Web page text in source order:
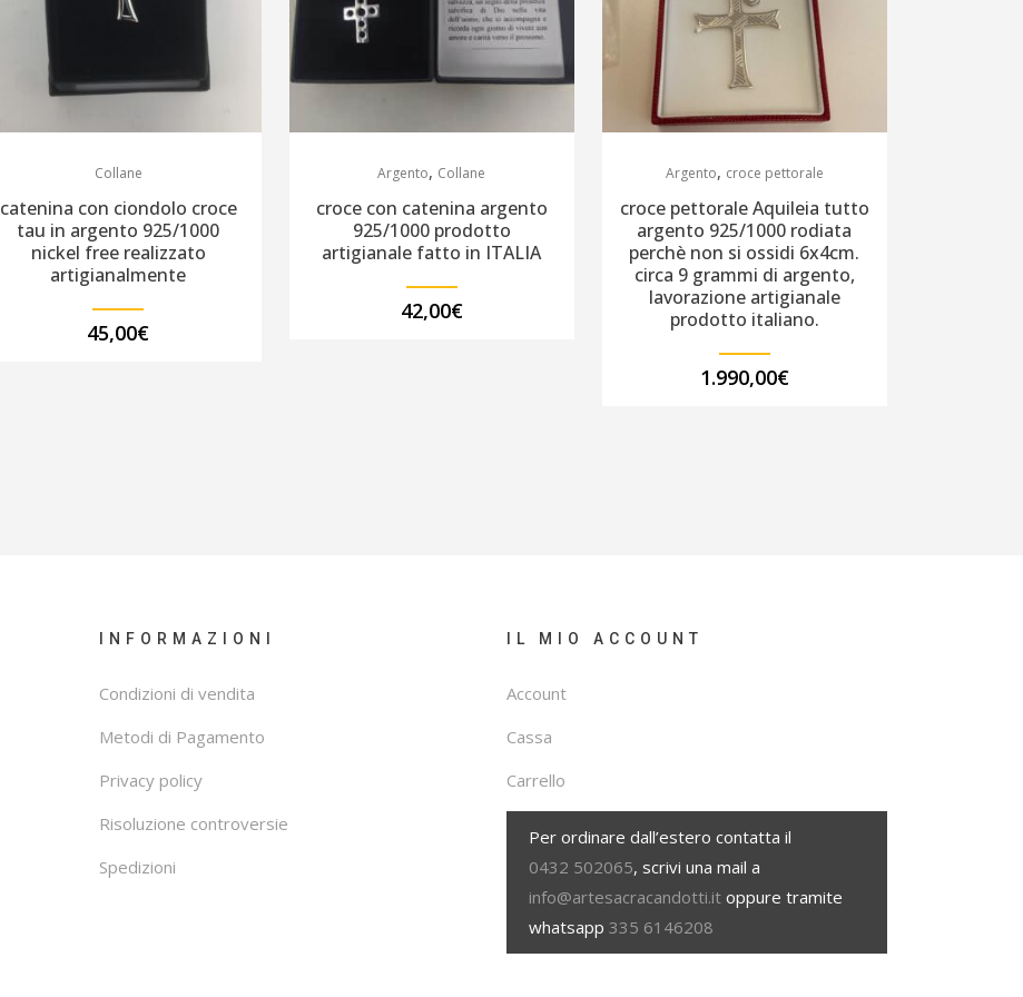
Collane
catenina con ciondolo croce
tau in argento 925/1000
nickel free realizzato
artigianalmente
45,00€
Argento, Collane
croce con catenina argento
925/1000 prodotto
artigianale fatto in ITALIA
42,00€
Argento, croce pettorale
croce pettorale Aquileia tutto
argento 925/1000 rodiata
perchè non si ossidi 6x4cm.
circa 9 grammi di argento,
lavorazione artigianale
prodotto italiano.
1.990,00€
INFORMAZIONI
Condizioni di vendita
Metodi di Pagamento
Privacy policy
Risoluzione controversie
Spedizioni
IL MIO ACCOUNT
Account
Cassa
Carrello
Per ordinare dall’estero contatta il
0432 502065, scrivi una mail a
info@artesacracandotti.it oppure tramite
whatsapp335 6146208